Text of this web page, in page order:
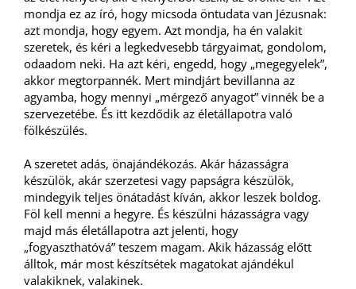
mondja ez az író, hogy micsoda öntudata van Jézusnak:
azt mondja, hogy egyem. Azt mondja, ha én valakit
szeretek, és kéri a legkedvesebb tárgyaimat, gondolom,
odaadom neki. Ha azt kéri, engedd, hogy „megegyelek”,
akkor megtorpannék. Mert mindjárt bevillanna az
agyamba, hogy mennyi „mérgező anyagot” vinnék be a
szervezetébe. És itt kezdődik az életállapotra való
fölkészülés.
A szeretet adás, önajándékozás. Akár házasságra
készülök, akár szerzetesi vagy papságra készülök,
mindegyik teljes önátadást kíván, akkor leszek boldog.
Föl kell menni a hegyre. És készülni házasságra vagy
majd más életállapotra azt jelenti, hogy
„fogyaszthatóvá” teszem magam. Akik házasság előtt
álltok, már most készítsétek magatokat ajándékul
valakiknek, valakinek.